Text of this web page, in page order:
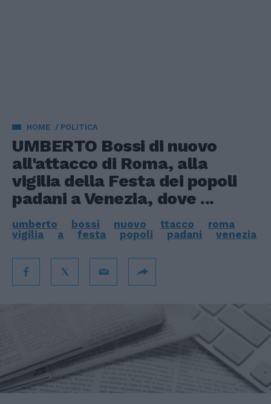
HOME POLITICA
UMBERTO Bossi di nuovo
all'attacco di Roma, alla
vigilia della Festa dei popoli
padani a Venezia, dove ...
umberto bossi nuovo ttacco
roma
vigilia
a festa popoli padani venezia